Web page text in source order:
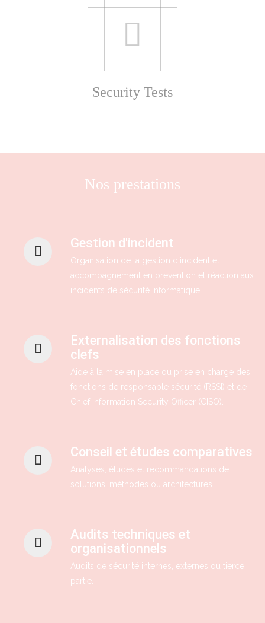
Security Tests
Nos prestations
Gestion d'incident
Organisation de la gestion d'incident et
accompagnement en prévention et réaction aux
incidents de sécurité informatique.
Externalisation des fonctions
clefs
Aide à la mise en place ou prise en charge des
fonctions de responsable sécurité (RSSI) et de
Chief Information Security Officer (CISO).
Conseil et études comparatives
Analyses, études et recommandations de
solutions, méthodes ou architectures.
Audits techniques et
organisationnels
Audits de sécurité internes, externes ou tierce
partie.